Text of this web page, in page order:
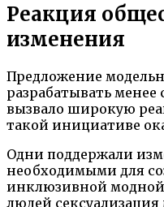
Реакция
изменения
Предложение
разрабатывать менее
вызвало широкую
такой инициативе
Одни поддержали
необходимыми для
инклюзивной
людей